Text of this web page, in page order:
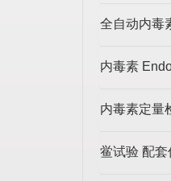
全自动内毒
内毒素
内毒素定量
鲎试验 配套